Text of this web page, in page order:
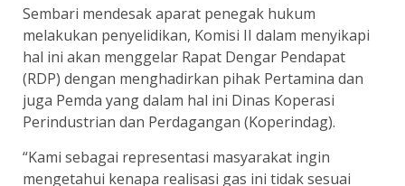
Sembari mendesak aparat penegak hukum
melakukan penyelidikan, Komisi II dalam menyikapi
hal ini akan menggelar Rapat Dengar Pendapat
(RDP) dengan menghadirkan pihak Pertamina dan
juga Pemda yang dalam hal ini Dinas Koperasi
Perindustrian dan Perdagangan (Koperindag).
“Kami sebagai representasi masyarakat ingin
mengetahui kenapa realisasi gas ini tidak sesuai